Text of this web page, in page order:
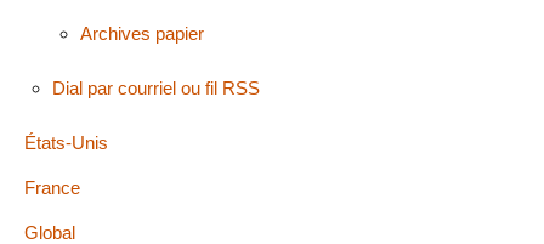
Archives papier
Dial par courriel ou fil RSS
États-Unis
France
Global